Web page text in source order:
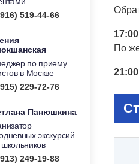
519-44-66
по приему
в Москве
229-72-76
Панюшкина
экскурсий
249-19-88
По